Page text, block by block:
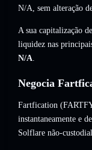
N/A, sem alteração
A sua capitalização
liquidez nas
N/A.
Negocia
Fartfication
instantaneamente e
Solflare não-